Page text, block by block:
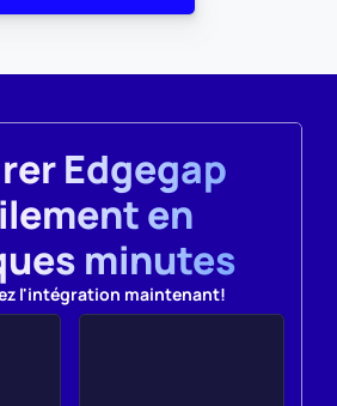
Edgegap
en
minutes
l'intégration maintenant!